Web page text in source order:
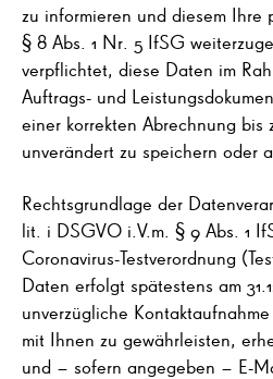
zu informieren und diesem Ihre
§ 8 Abs. 1 Nr. 5 IfSG
verpflichtet, diese Daten im
Auftrags- und
einer korrekten Abrechnung bis
unverändert zu speichern oder
Rechtsgrundlage der
lit. i DSGVO i.V.m. § 9 Abs. 1
Coronavirus-Testverordnung
Daten erfolgt spätestens am
unverzügliche
mit Ihnen zu gewährleisten,
und – sofern angegeben – E-